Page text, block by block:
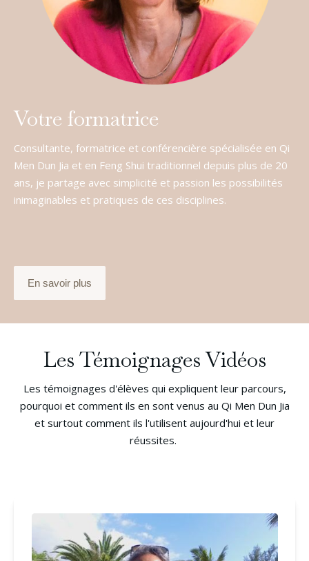
Votre formatrice
Consultante, formatrice et conférencière spécialisée en Qi
Men Dun Jia et en Feng Shui traditionnel depuis plus de 20
ans, je partage avec simplicité et passion les possibilités
inimaginables et pratiques de ces disciplines.
En savoir plus
Les Témoignages Vidéos
Les témoignages d'élèves qui expliquent leur parcours,
pourquoi et comment ils en sont venus au Qi Men Dun Jia
et surtout comment ils l'utilisent aujourd'hui et leur
réussites.